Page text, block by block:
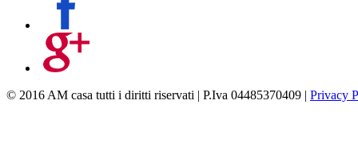
© 2016 AM casa tutti i diritti riservati | P.Iva 04485370409 | Privacy